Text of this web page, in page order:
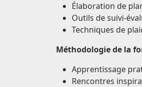
Élaboration de
Outils de suivi-
Techniques de
Méthodologie de la
Apprentissage
Rencontres